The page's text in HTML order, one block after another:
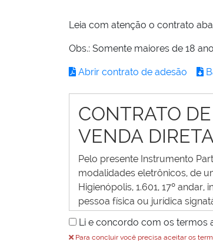
Leia com atenção o contrato
Abrir contrato de adesão
CONTRATO
VENDA
Pelo presente Instrumento
modalidades eletrônicos, de
Higienópolis, 1.601, 17º
pessoa física ou jurídica
presente contrato de adesão
os termos e condições para a
Li e concordo com os termos
Para concluir você precisa aceitar os